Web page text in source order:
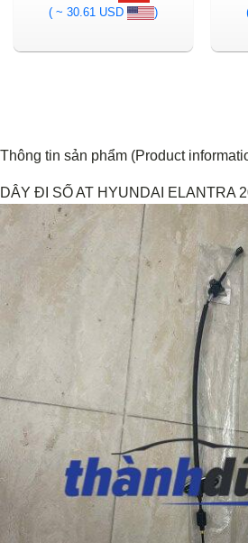
( ~ 30.61 USD
)
Thông tin sản phẩm (Product
DÂY ĐI SỐ AT HYUNDAI ELANTRA